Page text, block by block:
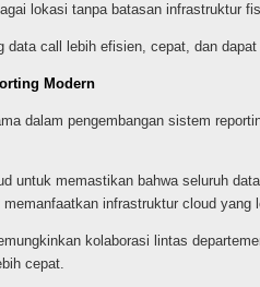
lokasi tanpa batasan infrastruktur
call lebih efisien, cepat, dan
Modern
dalam pengembangan sistem
untuk memastikan bahwa seluruh
infrastruktur cloud yang
kolaborasi lintas
cepat.